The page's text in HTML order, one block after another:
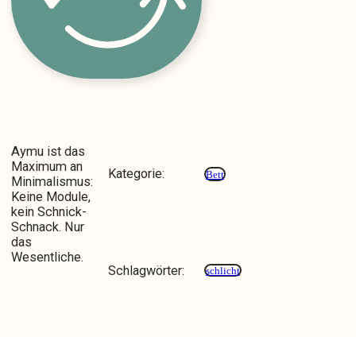
Aymu ist das
Maximum an
Minimalismus:
Keine Module,
kein Schnick-
Schnack. Nur
das
Wesentliche.
Kategorie: Bett
Schlagwörter: schlicht